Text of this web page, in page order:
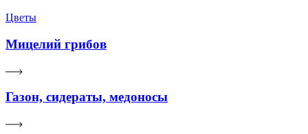
Цветы
Мицелий грибов
Газон, сидераты, медоносы